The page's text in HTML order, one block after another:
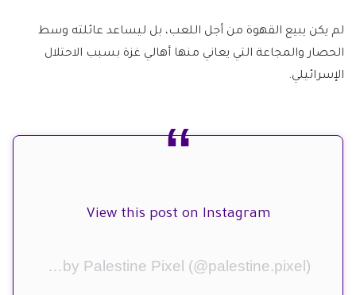
لم يكن يبيع القهوة من أجل اللعب، بل ليساعد عائلته وسط
الحصار والمجاعة التي يعاني منها أهالي غزة بسبب الاحتلال
الإسرائيلي.
View this post on Instagram
A post shared by Palestine Pixel (@palestine.pixel)